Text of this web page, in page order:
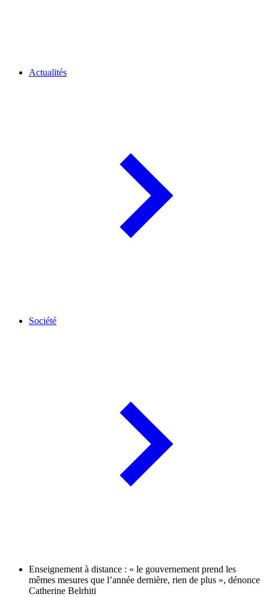
Actualités
Société
Enseignement à distance : « le gouvernement prend les
mêmes mesures que l’année dernière, rien de plus », dénonce
Catherine Belrhiti